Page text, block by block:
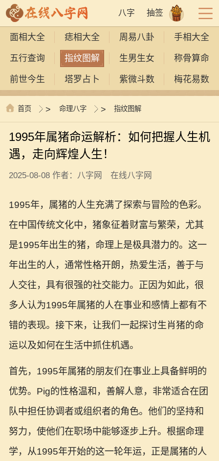
八字 抽签
面相大全 痣相大全 周易八卦 手相大全
五行查询 指纹图解 生男生女 称骨算命
前世今生 塔罗占卜 紫微斗数 梅花易数
首页 > 命理八字 > 指纹图解
1995年属猪命运解析：如何把握人生机
遇，走向辉煌人生！
2025-08-08 作者：八字网 在线八字网
1995年，属猪的人生充满了探索与冒险的色彩。
在中国传统文化中，猪象征着财富与繁荣，尤其
是1995年出生的猪，命理上是极具潜力的。这一
年出生的人，通常性格开朗，热爱生活，善于与
人交往，具有很强的社交能力。正因为如此，很
多人认为1995年属猪的人在事业和感情上都有不
错的表现。接下来，让我们一起探讨生肖猪的命
运以及如何在生活中抓住机遇。
首先，1995年属猪的朋友们在事业上具备鲜明的
优势。Pig的性格温和，善解人意，非常适合在团
队中担任协调者或组织者的角色。他们的坚持和
努力，使他们在职场中能够逐步上升。根据命理
学，从1995年开始的这一轮年运，正是属猪的人